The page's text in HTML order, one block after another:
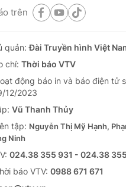
trên
quản:Đài Truyền hình Việt
chí: Thời báo VTV
động báo in và báo điện tử
12/2023
Vũ Thanh Thủy
tập: Nguyễn Thị Mỹ Hạnh,
Ninh
024.38 355 931 - 024.38
báo VTV: 0988 671 671